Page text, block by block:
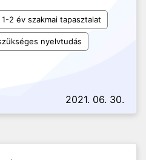
1-2 év szakmai tapasztalat
nyelvtudás
2021. 06. 30.